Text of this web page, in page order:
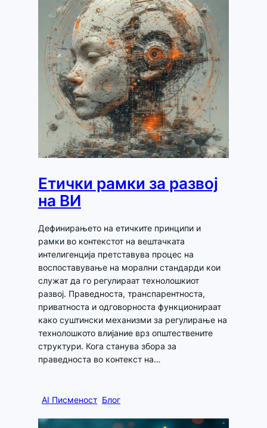
Етички рамки за развој
на ВИ
Дефинирањето на етичките принципи и
рамки во контекстот на вештачката
интелигенција претставува процес на
воспоставување на морални стандарди кои
служат да го регулираат технолошкиот
развој. Праведноста, транспарентноста,
приватноста и одговорноста функционираат
како суштински механизми за регулирање на
технолошкото влијание врз општествените
структури. Кога станува збора за
праведноста во контекст на…
AI Писменост Блог